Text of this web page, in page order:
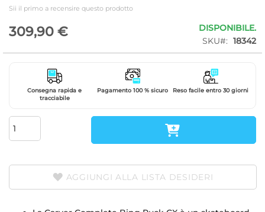
Sii il primo a recensire questo prodotto
309,90 €
DISPONIBILE.
SKU
18342
Consegna rapida e
tracciabile
Pagamento 100 % sicuro Reso facile entro 30 giorni
AGGIUNGI ALLA LISTA DESIDERI